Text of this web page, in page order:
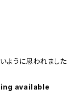
ように思われました
available